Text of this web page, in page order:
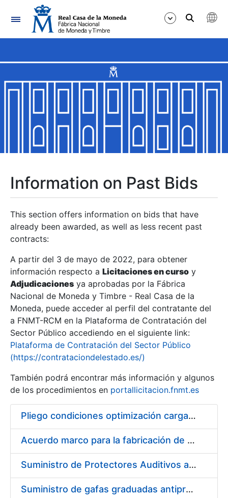
Navigation
Show/Hide
Show/Hide
Show/Hide
Show/Hide
Show/Hide
Show/Hide
Information on Past Bids
This section offers information on bids that have
already been awarded, as well as less recent past
contracts:
A partir del 3 de mayo de 2022, para obtener
información respecto a Licitaciones en curso y
Adjudicaciones ya aprobadas por la Fábrica
Nacional de Moneda y Timbre - Real Casa de la
Moneda, puede acceder al perfil del contratante del
a FNMT-RCM en la Plataforma de Contratación del
Sector Público accediendo en el siguiente link:
Plataforma de Contratación del Sector Público
(https://contrataciondelestado.es/)
También podrá encontrar más información y algunos
de los procedimientos en portallicitacion.fnmt.es
Pliego condiciones optimización cargas compras firmado
Acuerdo marco para la fabricación de piezas
Suministro de Protectores Auditivos a medida para las personas trabajadoras de los Centros de Trabajo de Madrid y Burgos
Suministro de gafas graduadas antiproyecciones para los trabajadores de la FNMT-RCM en los centros de trabajo de Madrid y Burgos